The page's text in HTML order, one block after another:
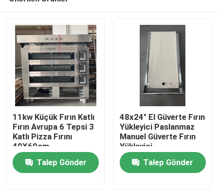
11kw Küçük Fırın Katlı
Fırın Avrupa 6 Tepsi 3
Katlı Pizza Fırını
40X60cm
Talep Gönder
48x24" El Güverte Fırın
Yükleyici Paslanmaz
Manuel Güverte Fırın
Yükleyici
Talep Gönder